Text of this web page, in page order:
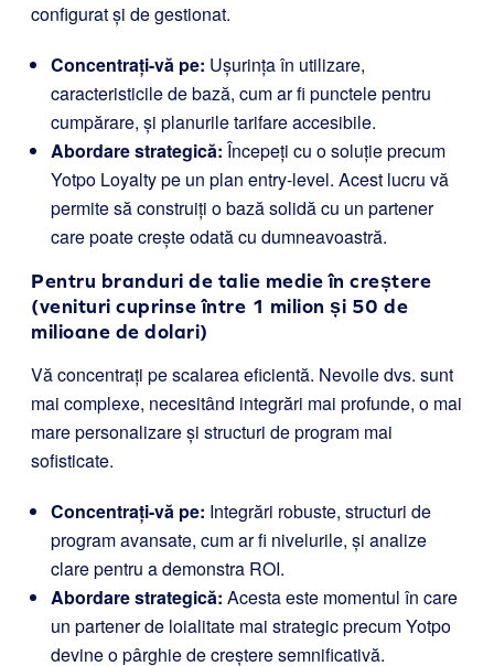
configurat și de gestionat.
Concentrați-vă pe: Ușurința în utilizare,
caracteristicile de bază, cum ar fi punctele pentru
cumpărare, și planurile tarifare accesibile.
Abordare strategică: Începeți cu o soluție precum
Yotpo Loyalty pe un plan entry-level. Acest lucru vă
permite să construiți o bază solidă cu un partener
care poate crește odată cu dumneavoastră.
Pentru branduri de talie medie în creștere
(venituri cuprinse între 1 milion și 50 de
milioane de dolari)
Vă concentrați pe scalarea eficientă. Nevoile dvs. sunt
mai complexe, necesitând integrări mai profunde, o mai
mare personalizare și structuri de program mai
sofisticate.
Concentrați-vă pe: Integrări robuste, structuri de
program avansate, cum ar fi nivelurile, și analize
clare pentru a demonstra ROI.
Abordare strategică: Acesta este momentul în care
un partener de loialitate mai strategic precum Yotpo
devine o pârghie de creștere semnificativă.